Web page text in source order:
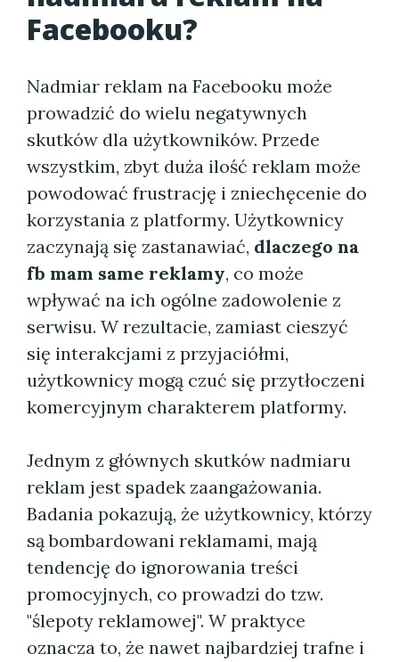
Facebooku?
Nadmiar reklam na Facebooku może
prowadzić do wielu negatywnych
skutków dla użytkowników. Przede
wszystkim, zbyt duża ilość reklam może
powodować frustrację i zniechęcenie do
korzystania z platformy. Użytkownicy
zaczynają się zastanawiać, dlaczego na
fb mam same reklamy, co może
wpływać na ich ogólne zadowolenie z
serwisu. W rezultacie, zamiast cieszyć
się interakcjami z przyjaciółmi,
użytkownicy mogą czuć się przytłoczeni
komercyjnym charakterem platformy.
Jednym z głównych skutków nadmiaru
reklam jest spadek zaangażowania.
Badania pokazują, że użytkownicy, którzy
są bombardowani reklamami, mają
tendencję do ignorowania treści
promocyjnych, co prowadzi do tzw.
"ślepoty reklamowej". W praktyce
oznacza to, że nawet najbardziej trafne i